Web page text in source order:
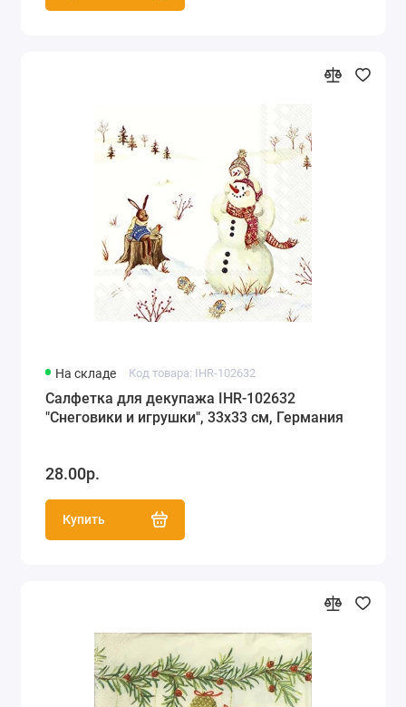
На складе Код товара: IHR-102632
Салфетка для декупажа IHR-102632
"Снеговики и игрушки", 33х33 см, Германия
28.00р.
Купить